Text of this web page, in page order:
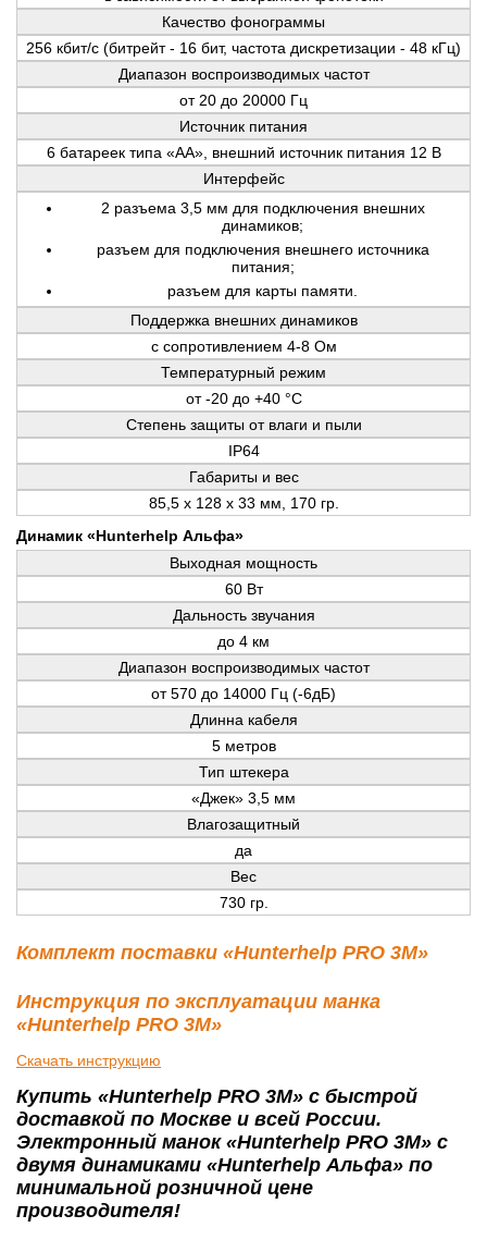
Качество фонограммы
256 кбит/с (битрейт - 16 бит, частота дискретизации - 48 кГц)
Диапазон воспроизводимых частот
от 20 до 20000 Гц
Источник питания
6 батареек типа «AA», внешний источник питания 12 В
Интерфейс
2 разъема 3,5 мм для подключения внешних
динамиков;
разъем для подключения внешнего источника
питания;
разъем для карты памяти.
Поддержка внешних динамиков
с сопротивлением 4-8 Ом
Температурный режим
от -20 до +40 °С
Степень защиты от влаги и пыли
IP64
Габариты и вес
85,5 x 128 x 33 мм, 170 гр.
Динамик «Hunterhelp Альфа»
Выходная мощность
60 Вт
Дальность звучания
до 4 км
Диапазон воспроизводимых частот
от 570 до 14000 Гц (-6дБ)
Длинна кабеля
5 метров
Тип штекера
«Джек» 3,5 мм
Влагозащитный
да
Вес
730 гр.
Комплект поставки «Hunterhelp PRO 3M»
Инструкция по эксплуатации манка
«Hunterhelp PRO 3M»
Скачать инструкцию
Купить «Hunterhelp PRO 3M» с быстрой
доставкой по Москве и всей России.
Электронный манок «Hunterhelp PRO 3M» с
двумя динамиками «Hunterhelp Альфа» по
минимальной розничной цене
производителя!